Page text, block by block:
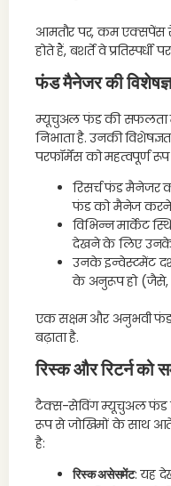
आमतौर पर, कम एक्सपेंस
होते हैं, बशर्ते वे प्रतिस्पर्धी
फंड मैनेजर की
म्यूचुअल फंड की सफलता
निभाता है. उनकी
परफॉर्मेंस को महत्वपूर्ण
रिसर्च फंड मैनेजर
फंड को मैनेज करने
विभिन्न मार्केट
देखने के लिए उनके
उनके इन्वेस्टमेंट
के अनुरूप हो (जैसे,
एक सक्षम और अनुभवी फंड
बढ़ाता है.
रिस्क और रिटर्न को
टैक्स-सेविंग म्यूचुअल फंड
रूप से जोखिमों के साथ
है:
रिस्क असेसमेंट: यह